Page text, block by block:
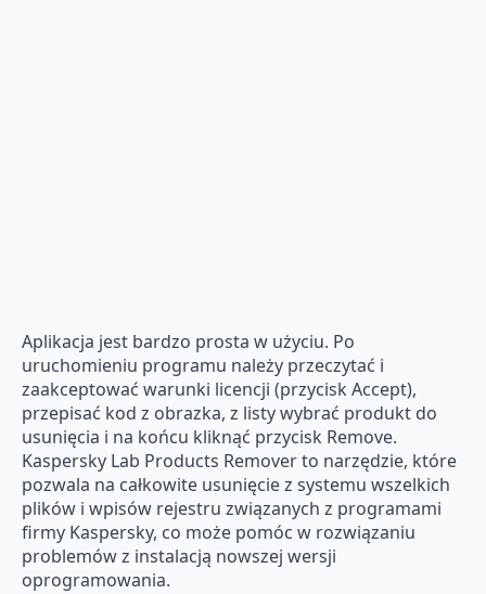
Aplikacja jest bardzo prosta w użyciu. Po
uruchomieniu programu należy przeczytać i
zaakceptować warunki licencji (przycisk Accept),
przepisać kod z obrazka, z listy wybrać produkt do
usunięcia i na końcu kliknąć przycisk Remove.
Kaspersky Lab Products Remover to narzędzie, które
pozwala na całkowite usunięcie z systemu wszelkich
plików i wpisów rejestru związanych z programami
firmy Kaspersky, co może pomóc w rozwiązaniu
problemów z instalacją nowszej wersji
oprogramowania.